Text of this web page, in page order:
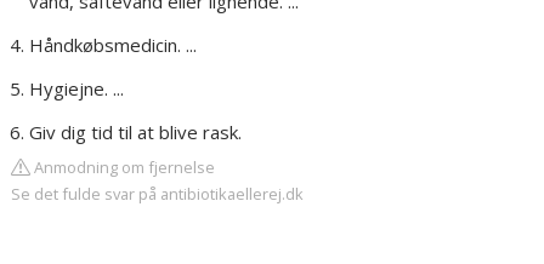
Håndkøbsmedicin. ...
Hygiejne. ...
Giv dig tid til at blive rask.
Anmodning om fjernelse
Se det fulde svar på antibiotikaellerej.dk